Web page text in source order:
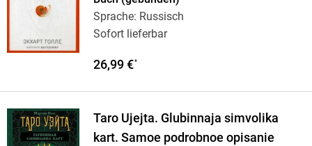
Sprache: Russisch
Sofort lieferbar
26,99 €*
Taro Ujejta. Glubinnaja simvolika
kart. Samoe podrobnoe opisanie